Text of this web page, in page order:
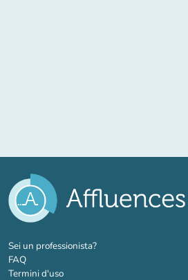
Sei un professionista?(nuova scheda)
FAQ
Termini d'uso